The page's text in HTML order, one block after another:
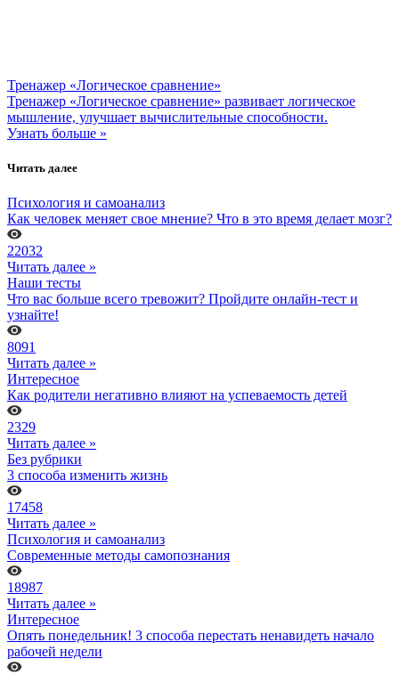
Тренажер «Логическое сравнение»
Тренажер «Логическое сравнение» развивает логическое
мышление, улучшает вычислительные способности.
Узнать больше »
Читать далее
Психология и самоанализ
Как человек меняет свое мнение? Что в это время делает мозг?
22032
Читать далее »
Наши тесты
Что вас больше всего тревожит? Пройдите онлайн-тест и
узнайте!
8091
Читать далее »
Интересное
Как родители негативно влияют на успеваемость детей
2329
Читать далее »
Без рубрики
3 способа изменить жизнь
17458
Читать далее »
Психология и самоанализ
Современные методы самопознания
18987
Читать далее »
Интересное
Опять понедельник! 3 способа перестать ненавидеть начало
рабочей недели